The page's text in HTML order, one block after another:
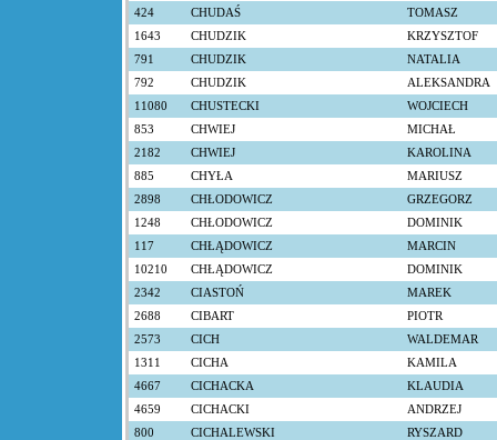
424
CHUDAŚ
TOMASZ
1643
CHUDZIK
KRZYSZTOF
791
CHUDZIK
NATALIA
792
CHUDZIK
ALEKSANDRA
11080
CHUSTECKI
WOJCIECH
853
CHWIEJ
MICHAŁ
2182
CHWIEJ
KAROLINA
885
CHYŁA
MARIUSZ
2898
CHŁODOWICZ
GRZEGORZ
1248
CHŁODOWICZ
DOMINIK
117
CHŁĄDOWICZ
MARCIN
10210
CHŁĄDOWICZ
DOMINIK
2342
CIASTOŃ
MAREK
2688
CIBART
PIOTR
2573
CICH
WALDEMAR
1311
CICHA
KAMILA
4667
CICHACKA
KLAUDIA
4659
CICHACKI
ANDRZEJ
800
CICHALEWSKI RYSZARD